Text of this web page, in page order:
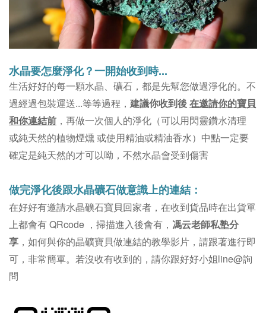
水晶要怎麼淨化？一開始收到時...
生活好好的每一顆水晶、礦石，都是先幫您做過淨化的。不
過經過包裝運送...等等過程， 建議你收到後在邀請你的寶貝
和你連結前 ，再做一次個人的淨化（可以用閃靈鑽水清理
或純天然的植物煙燻 或使用精油或精油香水）中點一定要
確定是純天然的才可以呦，不然水晶會受到傷害
做完淨化後跟水晶礦石做意識上的連結：
在好好有邀請水晶礦石寶貝回家者，在收到貨品時在出貨單
上都會有 QRcode ，掃描進入後會有， 馮云老師私塾分
享 ，如何與你的晶礦寶貝做連結的教學影片，請跟著進行即
可，非常簡單。若沒收有收到的，請你跟好好小姐line@詢
問